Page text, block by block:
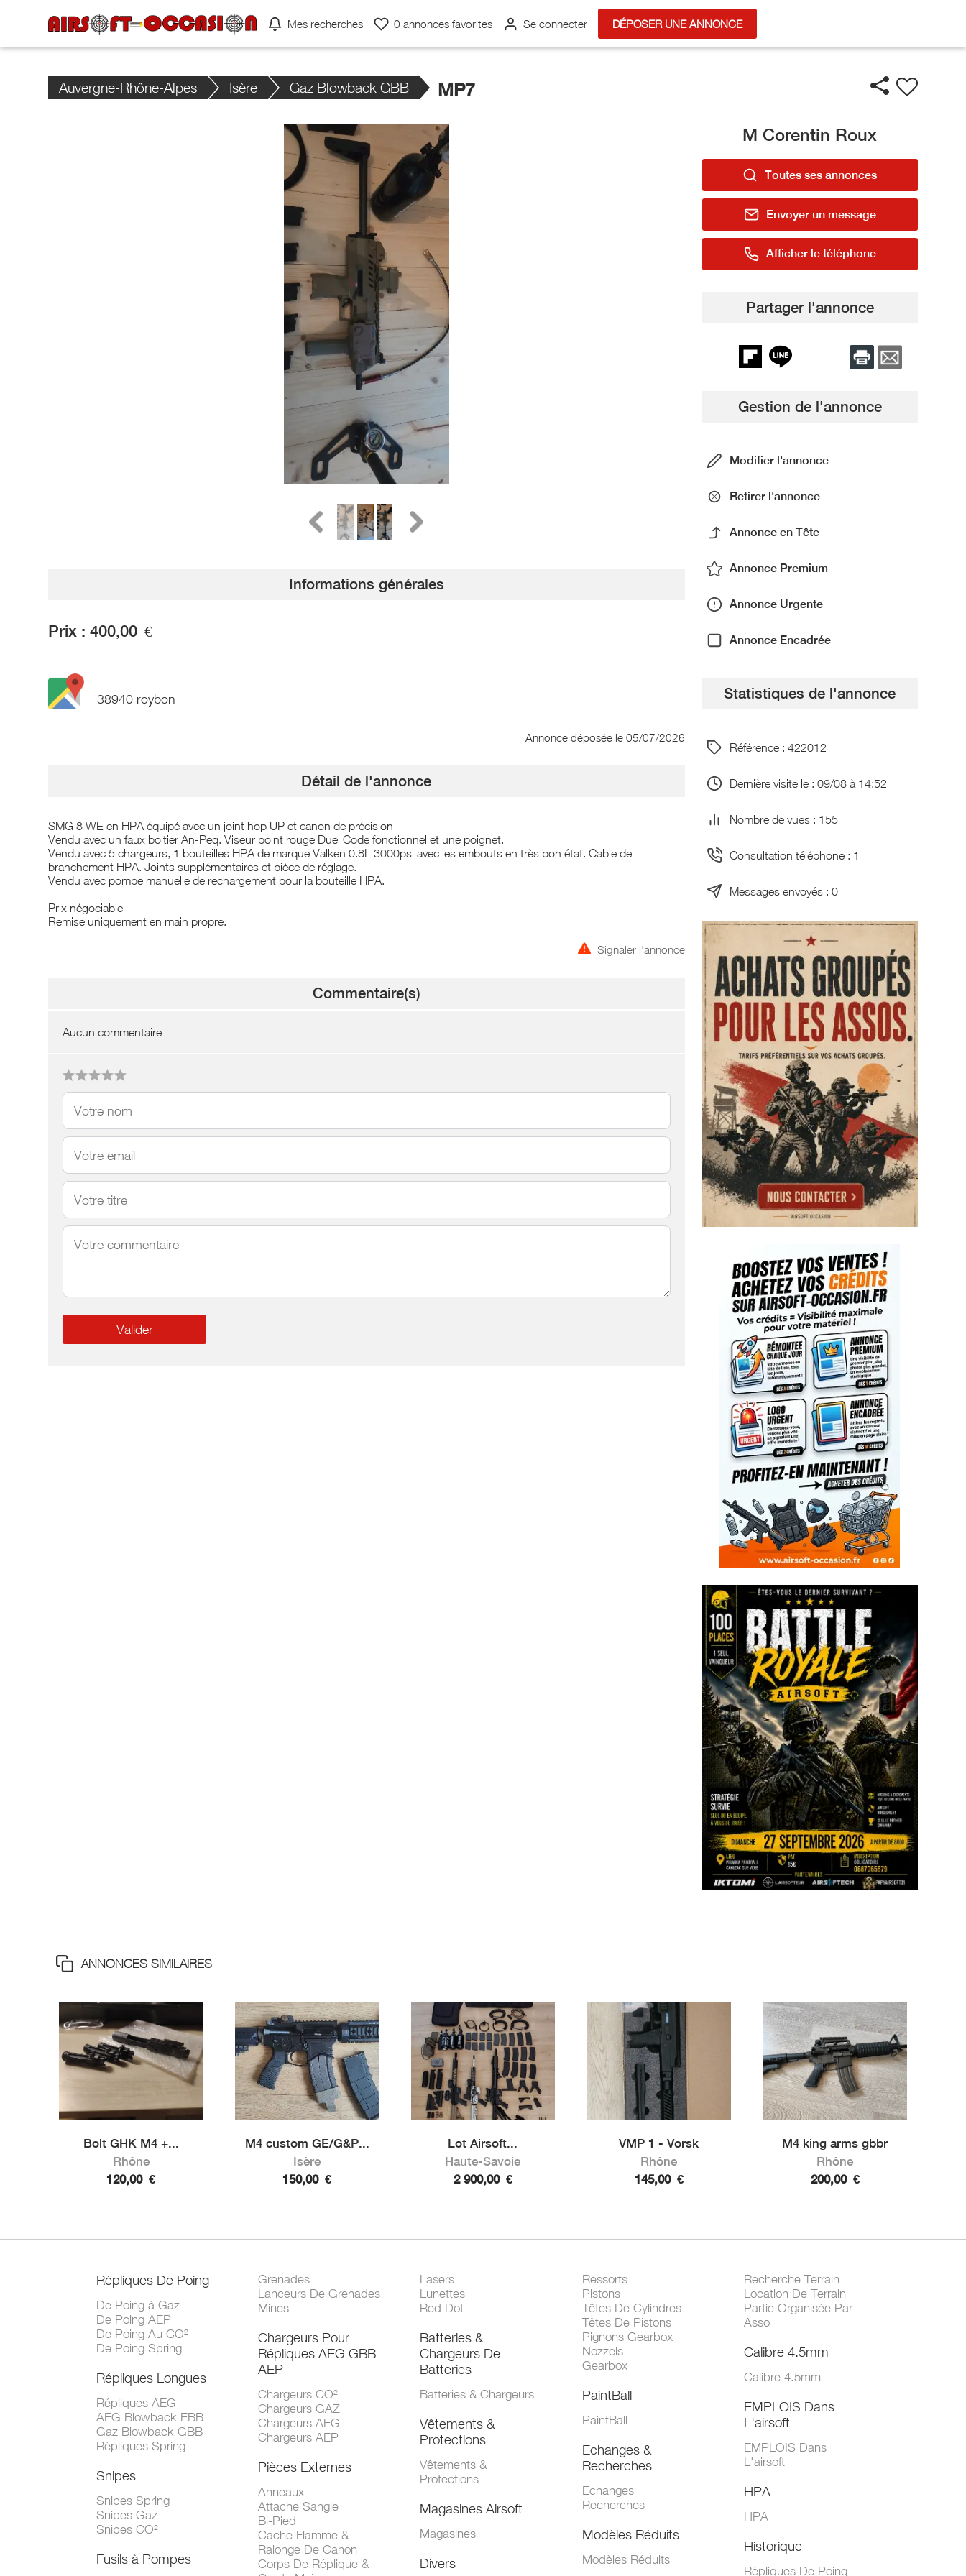
Mes recherches 0 annonces favorites Se connecter DÉPOSER UNE ANNONCE
Auvergne-Rhône-Alpes Isère Gaz Blowback GBB MP7
Informations générales
Prix : 400,00 €
38940 roybon
Annonce déposée le 05/07/2026
Détail de l'annonce
SMG 8 WE en HPA équipé avec un joint hop UP et canon de précision
Vendu avec un faux boitier An-Peq. Viseur point rouge Duel Code fonctionnel et une poignet.
Vendu avec 5 chargeurs, 1 bouteilles HPA de marque Valken 0.8L 3000psi avec les embouts en très bon état. Cable de
branchement HPA. Joints supplémentaires et pièce de réglage.
Vendu avec pompe manuelle de rechargement pour la bouteille HPA.
Prix négociable
Remise uniquement en main propre.
Signaler l'annonce
Commentaire(s)
Aucun commentaire
M Corentin Roux
Toutes ses annonces
Envoyer un message
Afficher le téléphone
Partager l'annonce
Gestion de l'annonce
Modifier l'annonce
Retirer l'annonce
Annonce en Tête
Annonce Premium
Annonce Urgente
Annonce Encadrée
Statistiques de l'annonce
Référence : 422012
Dernière visite le : 09/08 à 14:52
Nombre de vues : 155
Consultation téléphone : 1
Messages envoyés : 0
ANNONCES SIMILAIRES
Bolt GHK M4 +...
Rhône
120,00 €
M4 custom GE/G&P...
Isère
150,00 €
Lot Airsoft...
Haute-Savoie
2 900,00 €
VMP 1 - Vorsk
Rhône
145,00 €
M4 king arms gbbr
Rhône
200,00 €
Répliques De Poing
De Poing à Gaz
De Poing AEP
De Poing Au CO²
De Poing Spring
Répliques Longues
Répliques AEG
AEG Blowback EBB
Gaz Blowback GBB
Répliques Spring
Snipes
Snipes Spring
Snipes Gaz
Snipes CO²
Fusils à Pompes
Grenades
Lanceurs De Grenades
Mines
Chargeurs Pour
Répliques AEG GBB
AEP
Chargeurs CO²
Chargeurs GAZ
Chargeurs AEG
Chargeurs AEP
Pièces Externes
Anneaux
Attache Sangle
Bi-Pied
Cache Flamme &
Ralonge De Canon
Corps De Réplique &
Lasers
Lunettes
Red Dot
Batteries &
Chargeurs De
Batteries
Batteries & Chargeurs
Vêtements &
Protections
Vêtements &
Protections
Magasines Airsoft
Magasines
Divers
Ressorts
Pistons
Têtes De Cylindres
Têtes De Pistons
Pignons Gearbox
Nozzels
Gearbox
PaintBall
PaintBall
Echanges &
Recherches
Echanges
Recherches
Modèles Réduits
Modèles Réduits
Recherche Terrain
Location De Terrain
Partie Organisée Par
Asso
Calibre 4.5mm
Calibre 4.5mm
EMPLOIS Dans
L'airsoft
EMPLOIS Dans
L'airsoft
HPA
HPA
Historique
Répliques De Poing